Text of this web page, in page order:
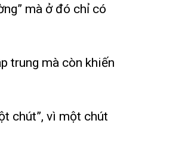
mà ở đó chỉ có
trung mà còn khiến
chút”, vì một chút